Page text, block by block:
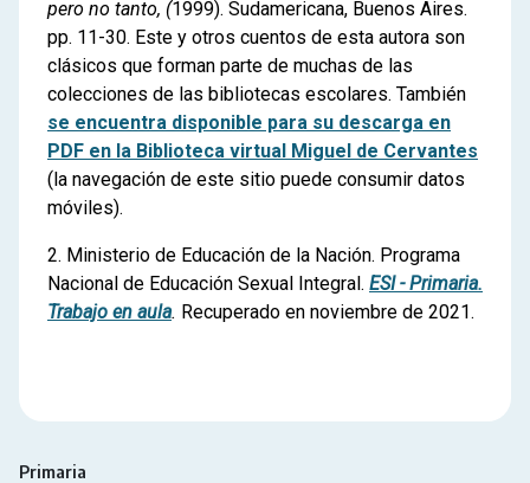
pero no tanto, (1999). Sudamericana, Buenos Aires.
pp. 11-30. Este y otros cuentos de esta autora son
clásicos que forman parte de muchas de las
colecciones de las bibliotecas escolares. También
se encuentra disponible para su descarga en
PDF en la Biblioteca virtual Miguel de Cervantes
(la navegación de este sitio puede consumir datos
móviles).
2. Ministerio de Educación de la Nación. Programa
Nacional de Educación Sexual Integral. ESI - Primaria.
Trabajo en aula. Recuperado en noviembre de 2021.
Primaria